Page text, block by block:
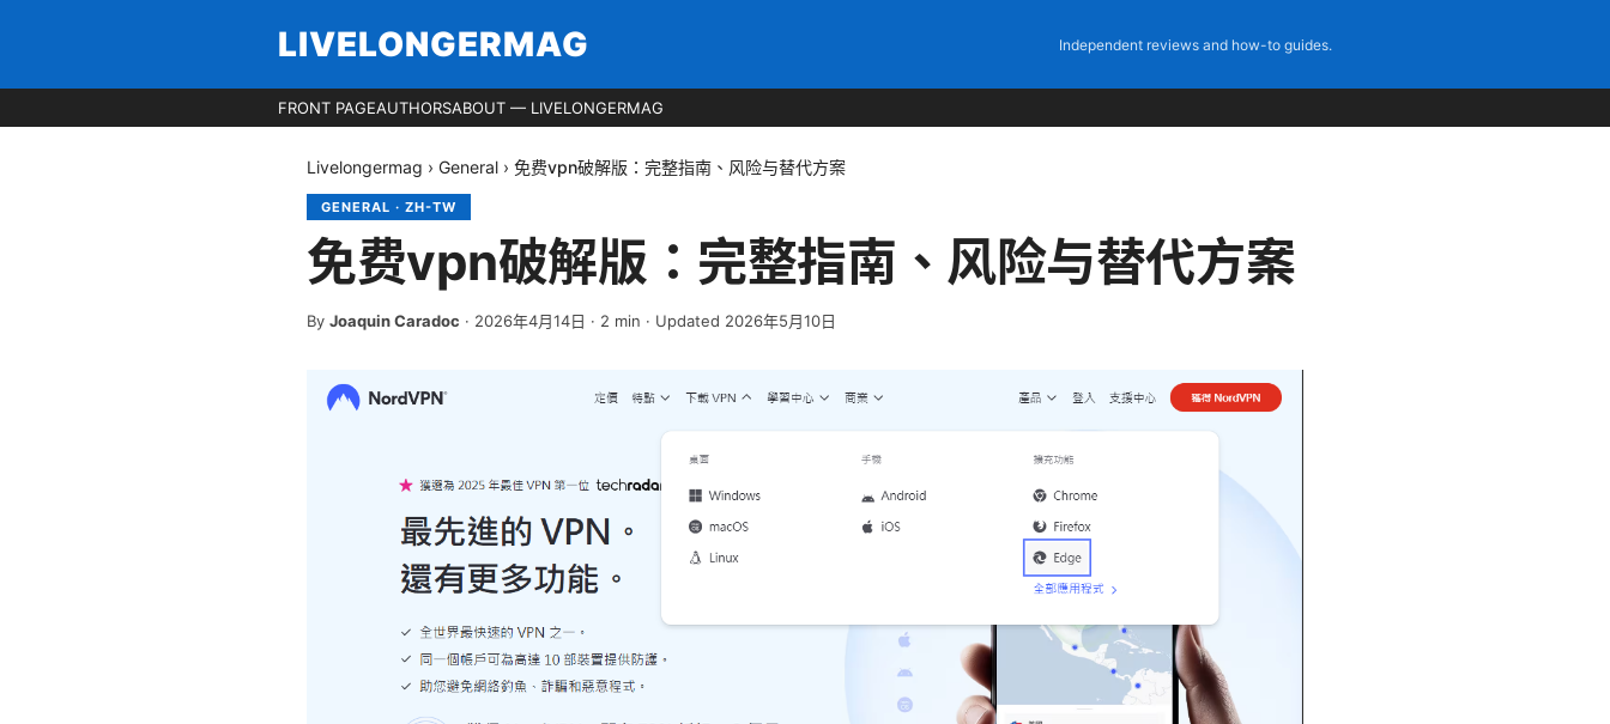
LIVELONGERMAG Independent reviews and how-to guides.
FRONT PAGEAUTHORSABOUT — LIVELONGERMAG
Livelongermag › General › 免费vpn破解版：完整指南、风险与替代方案
GENERAL · ZH-TW
免费vpn破解版：完整指南、风险与替代方案
By Joaquin Caradoc · 2026年4月14日 · 2 min · Updated 2026年5月10日